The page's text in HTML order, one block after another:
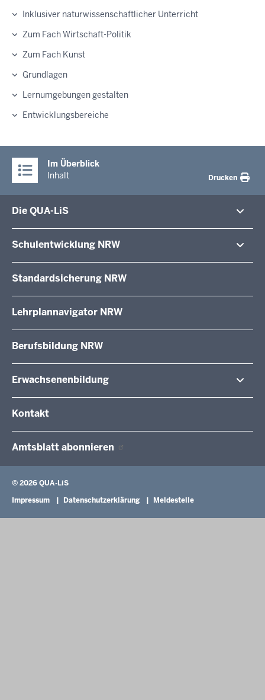
Inklusiver naturwissenschaftlicher Unterricht
Zum Fach Wirtschaft-Politik
Zum Fach Kunst
Grundlagen
Lernumgebungen gestalten
Entwicklungsbereiche
Im Überblick
Inhalt
Drucken
Die QUA-LiS
Tagungsbetrieb
Veranstaltungen
Anreise
Veröffentlichungen
Organisation
Stellenangebote
Schulentwicklung NRW
Unterricht
Unterrichtsvorgaben
Evaluation/Diagnose
Professionalisierung
Standardsicherung NRW
Lehrplannavigator NRW
Berufsbildung NRW
Erwachsenenbildung
Fachtagungen und Qualifizierungen
Innovationen in der Weiterbildung
Berichtswesen Weiterbildung
ElternMitWirkung NRW
KI:EB
Kontakt
Amtsblattabonnieren
© 2026 QUA-LiS
Fußzeile
Impressum Datenschutzerklärung Meldestelle